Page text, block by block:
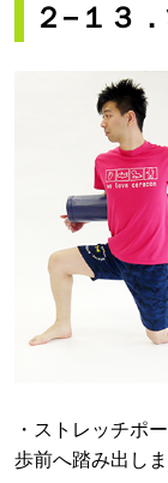
２−１３
・ストレッチポ
歩前へ踏み出しま